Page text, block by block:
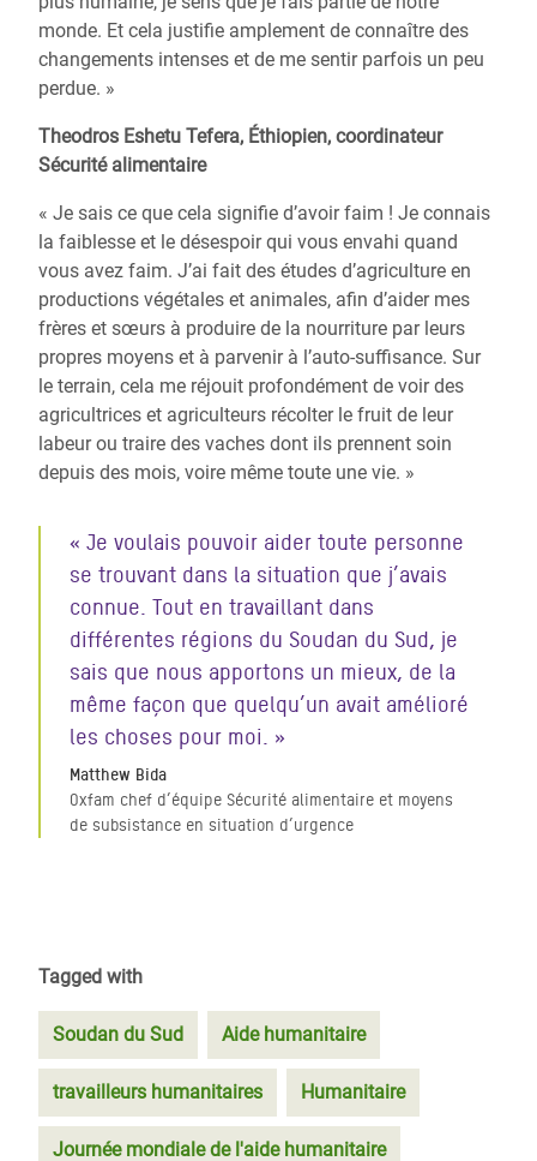
monde. Et cela justifie amplement de connaître des
changements intenses et de me sentir parfois un peu
perdue. »
Theodros Eshetu Tefera, Éthiopien, coordinateur
Sécurité alimentaire
« Je sais ce que cela signifie d’avoir faim ! Je connais
la faiblesse et le désespoir qui vous envahi quand
vous avez faim. J’ai fait des études d’agriculture en
productions végétales et animales, afin d’aider mes
frères et sœurs à produire de la nourriture par leurs
propres moyens et à parvenir à l’auto-suffisance. Sur
le terrain, cela me réjouit profondément de voir des
agricultrices et agriculteurs récolter le fruit de leur
labeur ou traire des vaches dont ils prennent soin
depuis des mois, voire même toute une vie. »
« Je voulais pouvoir aider toute personne
se trouvant dans la situation que j’avais
connue. Tout en travaillant dans
différentes régions du Soudan du Sud, je
sais que nous apportons un mieux, de la
même façon que quelqu’un avait amélioré
les choses pour moi. »
Matthew Bida
Oxfam chef d’équipe Sécurité alimentaire et moyens
de subsistance en situation d’urgence
Tagged with
Soudan du Sud Aide humanitaire
travailleurs humanitaires Humanitaire
Journée mondiale de l'aide humanitaire